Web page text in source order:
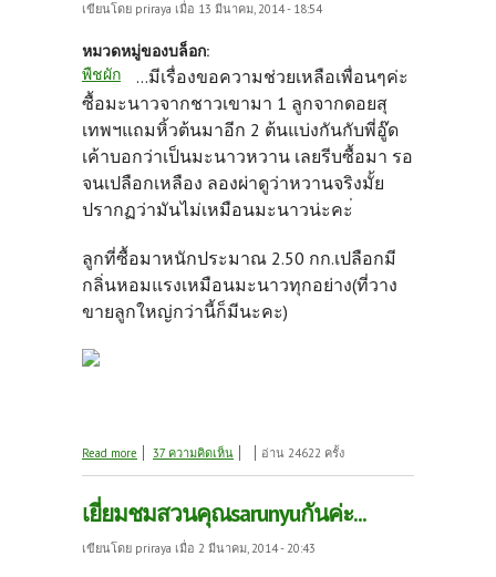
เขียนโดย priraya เมื่อ 13 มีนาคม, 2014 - 18:54
หมวดหมู่ของบล็อก:
พืชผัก
...มีเรื่องขอความช่วยเหลือเพื่อนๆค่ะ
ซื้อมะนาวจากชาวเขามา 1 ลูกจากดอยสุ
เทพฯแถมหิ้วต้นมาอีก 2 ต้นแบ่งกันกับพี่อู๊ด
เค้าบอกว่าเป็นมะนาวหวาน เลยรีบซื้อมา รอ
จนเปลือกเหลือง ลองผ่าดูว่าหวานจริงมั้ย
ปรากฏว่ามันไม่เหมือนมะนาวน่ะคะ่
ลูกที่ซื้อมาหนักประมาณ 2.50 กก.เปลือกมี
กลิ่นหอมแรงเหมือนมะนาวทุกอย่าง(ที่วาง
ขายลูกใหญ่กว่านี้ก็มีนะคะ)
Read more about ลูกอะไรคะ...คนขายเรียกมะนาวหวาน ได้ชื่อ
37 ความคิดเห็น อ่าน 24622 ครั้ง
เยี่ยมชมสวนคุณsarunyuกันค่ะ...
เขียนโดย priraya เมื่อ 2 มีนาคม, 2014 - 20:43